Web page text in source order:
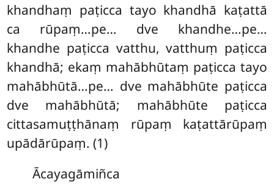
khandhaṃ paṭicca tayo khandhā kaṭattā
ca rūpaṃ…pe… dve khandhe…pe…
khandhe paṭicca vatthu, vatthuṃ paṭicca
khandhā; ekaṃ mahābhūtaṃ paṭicca tayo
mahābhūtā…pe… dve mahābhūte paṭicca
dve mahābhūtā; mahābhūte paṭicca
cittasamuṭṭhānaṃ rūpaṃ kaṭattārūpaṃ
upādārūpaṃ. (1)
Ācayagāmiñca